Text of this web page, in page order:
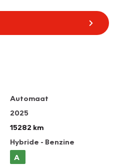
Automaat
2025
15282 km
Hybride - Benzine
A